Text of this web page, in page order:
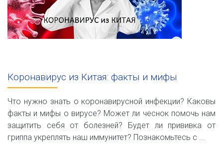
Коронавирус из Китая: факты и мифы
Что нужно знать о коронавирусной инфекции? Каковы
факты и мифы о вирусе? Может ли чеснок помочь нам
защитить себя от болезней? Будет ли прививка от
гриппа укреплять наш иммунитет? Познакомьтесь с ...